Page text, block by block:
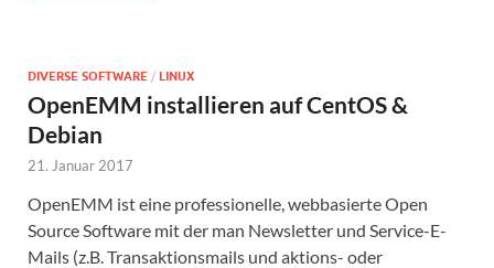
DIVERSE SOFTWARE / LINUX
OpenEMM installieren auf CentOS &
Debian
21. Januar 2017
OpenEMM ist eine professionelle, webbasierte Open
Source Software mit der man Newsletter und Service-E-
Mails (z.B. Transaktionsmails und aktions- oder